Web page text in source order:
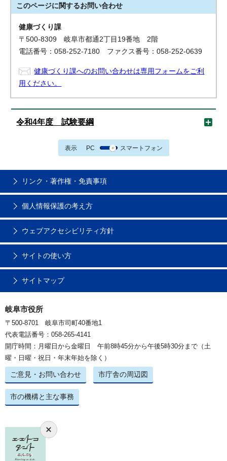
このページに関するお問い合わせ
健康づくり課
〒500-8309 岐阜市都通2丁目19番地 2階
電話番号：058-252-7180 ファクス番号：058-252-0639
健康づくり課へのお問い合わせは専用フォームをご利
用ください。
令和4年度 試験要綱
表示 PC スマートフォン
リンク・著作権・免責事項
個人情報保護の考え方
ウェブアクセシビリティ方針
サイトの使い方
サイトマップ
岐阜市役所
〒500-8701 岐阜市司町40番地1
代表電話番号：058-265-4141
開庁時間：月曜日から金曜日 午前8時45分から午後5時30分まで（土
曜・日曜・祝日・年末年始を除く）
ご意見・お問い合わせ 市庁舎の周辺図
市の機構と主な事務